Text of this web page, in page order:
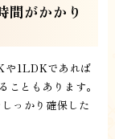
間がかかり
や1LDKであれば
ともあります。
っかり確保した